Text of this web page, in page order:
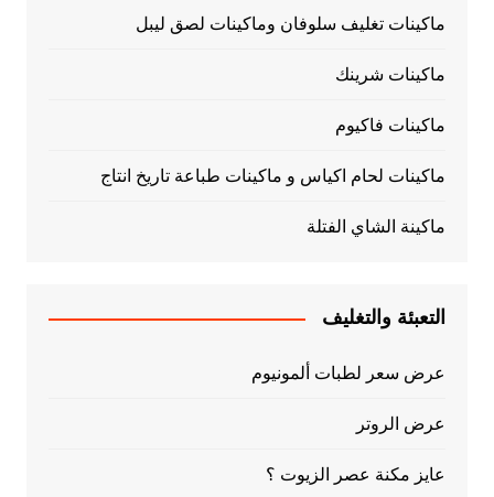
ماكينات تغليف سلوفان وماكينات لصق ليبل
ماكينات شرينك
ماكينات فاكيوم
ماكينات لحام اكياس و ماكينات طباعة تاريخ انتاج
ماكينة الشاي الفتلة
التعبئة والتغليف
عرض سعر لطبات ألمونيوم
عرض الروتر
عايز مكنة عصر الزيوت ؟